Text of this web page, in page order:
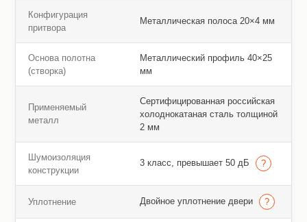
Конфигурация
притвора
Металлическая полоса 20×4 мм
Основа полотна
(створка)
Металлический профиль 40×25
мм
Применяемый
металл
Сертифицированная российская
холоднокатаная сталь толщиной
2 мм
Шумоизоляция
конструкции
3 класс, превышает 50 дБ
Уплотнение Двойное уплотнение двери